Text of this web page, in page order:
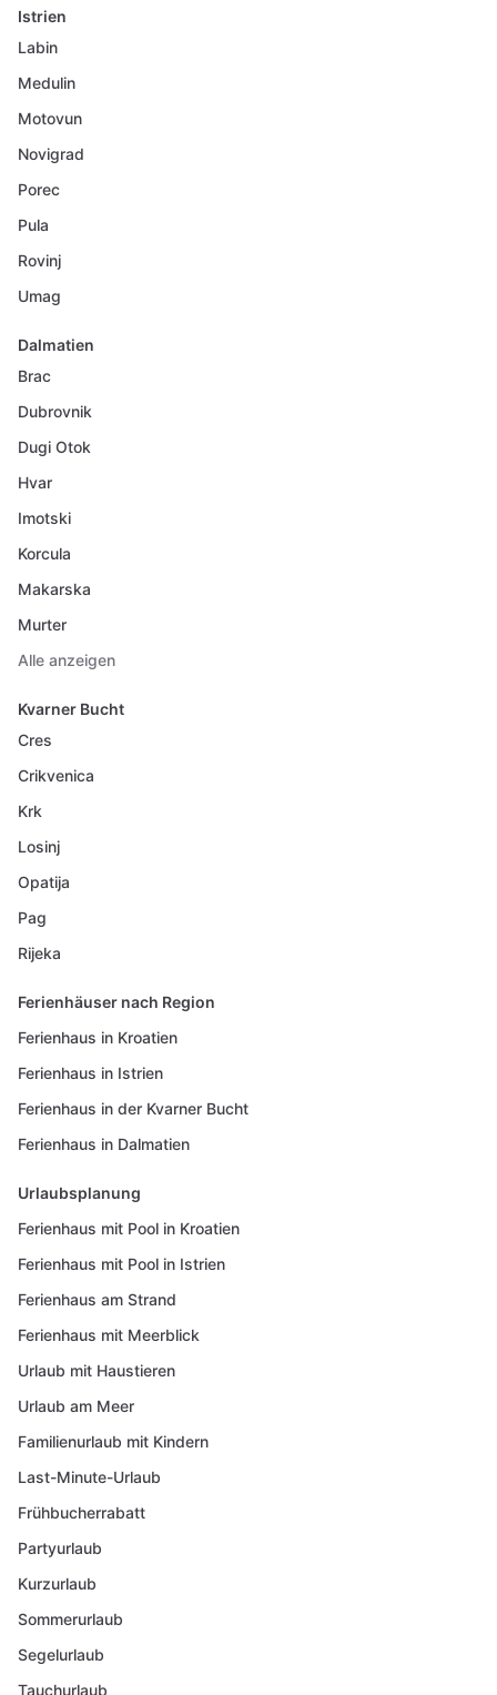
Istrien
Labin
Medulin
Motovun
Novigrad
Porec
Pula
Rovinj
Umag
Dalmatien
Brac
Dubrovnik
Dugi Otok
Hvar
Imotski
Korcula
Makarska
Murter
Alle anzeigen
Kvarner Bucht
Cres
Crikvenica
Krk
Losinj
Opatija
Pag
Rijeka
Ferienhäuser nach Region
Ferienhaus in Kroatien
Ferienhaus in Istrien
Ferienhaus in der Kvarner Bucht
Ferienhaus in Dalmatien
Urlaubsplanung
Ferienhaus mit Pool in Kroatien
Ferienhaus mit Pool in Istrien
Ferienhaus am Strand
Ferienhaus mit Meerblick
Urlaub mit Haustieren
Urlaub am Meer
Familienurlaub mit Kindern
Last-Minute-Urlaub
Frühbucherrabatt
Partyurlaub
Kurzurlaub
Sommerurlaub
Segelurlaub
Tauchurlaub